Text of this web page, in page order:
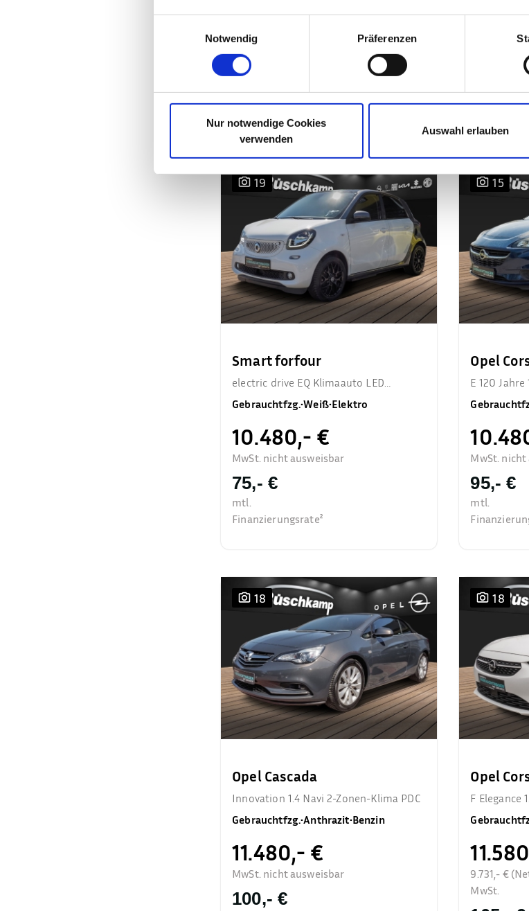
Notwendig
Präferenzen
Nur notwendige Cookies
verwenden
Auswahl erlauben
CO2-Klasse
CO2-
19
Smart forfour
electric drive EQ Klimaauto LED
Panodach
Gebrauchtfzg.•Weiß•Elektro
10.480,- €
MwSt. nicht ausweisbar
75,- €
mtl.
Finanzierungsrate²
15
Opel
E 120
MwSt.
95,- €
mtl.
18
Opel Cascada
Innovation 1.4 Navi 2-Zonen-Klima PDC
Gebrauchtfzg.•Anthrazit•Benzin
11.480,- €
MwSt. nicht ausweisbar
100,- €
18
Opel
F Elegance
9.731,- €
MwSt.